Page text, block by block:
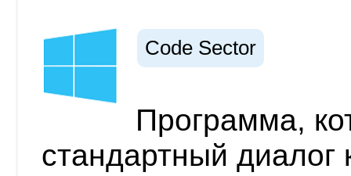
Code Sector
Программа,
стандартный